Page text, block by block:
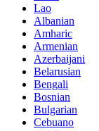
Lao
Albanian
Amharic
Armenian
Azerbaijani
Belarusian
Bengali
Bosnian
Bulgarian
Cebuano